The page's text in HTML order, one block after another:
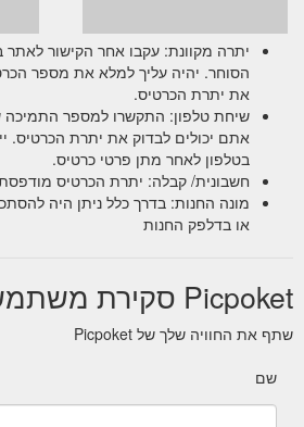
יתרה מקוונת: עקבו אחר הקישור
הסוחר. יהיה עליך למלא את מספר
את יתרת הכרטיס.
שיחת טלפון: התקשרו למספר התמיכה
אתם יכולים לבדוק את יתרת הכרטיס.
בטלפון לאחר מתן פרטי כרטיס.
חשבונית/ קבלה: יתרת הכרטיס
מונה החנות: בדרך כלל ניתן היה
או בדלפק החנות
Picpoket סקירת משתמשים
שתף את החוויה שלך של Picpoket
שם